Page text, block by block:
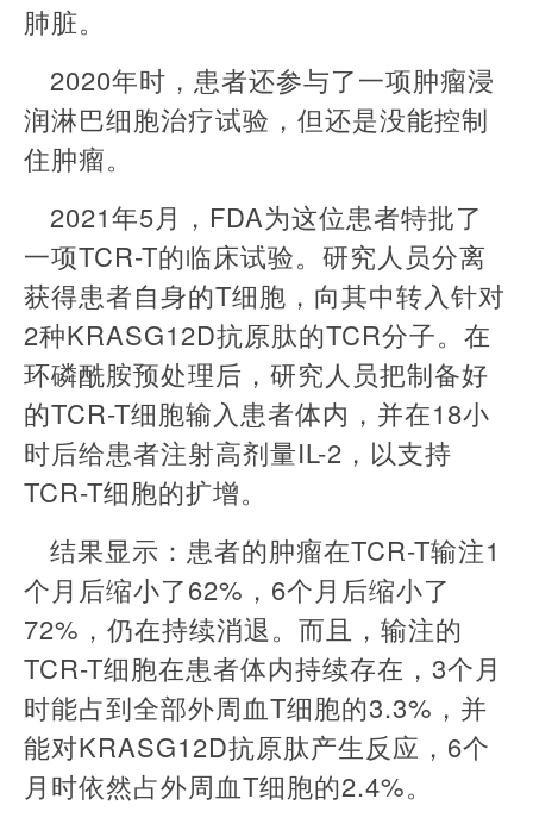
肺脏。
2020年时，患者还参与了一项肿瘤浸
润淋巴细胞治疗试验，但还是没能控制
住肿瘤。
2021年5月，FDA为这位患者特批了
一项TCR-T的临床试验。研究人员分离
获得患者自身的T细胞，向其中转入针对
2种KRASG12D抗原肽的TCR分子。在
环磷酰胺预处理后，研究人员把制备好
的TCR-T细胞输入患者体内，并在18小
时后给患者注射高剂量IL-2，以支持
TCR-T细胞的扩增。
结果显示：患者的肿瘤在TCR-T输注1
个月后缩小了62%，6个月后缩小了
72%，仍在持续消退。而且，输注的
TCR-T细胞在患者体内持续存在，3个月
时能占到全部外周血T细胞的3.3%，并
能对KRASG12D抗原肽产生反应，6个
月时依然占外周血T细胞的2.4%。